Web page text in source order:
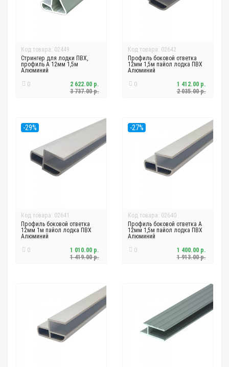
Код товара: 02449
Стрингер для лодки ПВХ,
профиль А 12мм 1,5м
Алюминий
0
3 737.00 р.
2 622.00 р.
Код товара: 02642
Профиль боковой ответка
12мм 1,5м пайол лодка ПВХ
Алюминий
0
2 035.00 р.
1 412.00 р.
-29%
Код товара: 02641
Профиль боковой ответка
12мм 1м пайол лодка ПВХ
Алюминий
0
1 419.00 р.
1 010.00 р.
-27%
Код товара: 02640
Профиль боковой ответка А
12мм 1,5м пайол лодка ПВХ
Алюминий
0
1 913.00 р.
1 400.00 р.